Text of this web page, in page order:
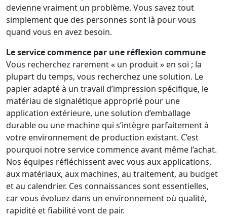
devienne vraiment un problème. Vous savez tout
simplement que des personnes sont là pour vous
quand vous en avez besoin.
Le service commence par une réflexion commune
Vous recherchez rarement « un produit » en soi ; la
plupart du temps, vous recherchez une solution. Le
papier adapté à un travail d’impression spécifique, le
matériau de signalétique approprié pour une
application extérieure, une solution d’emballage
durable ou une machine qui s’intègre parfaitement à
votre environnement de production existant. C’est
pourquoi notre service commence avant même l’achat.
Nos équipes réfléchissent avec vous aux applications,
aux matériaux, aux machines, au traitement, au budget
et au calendrier. Ces connaissances sont essentielles,
car vous évoluez dans un environnement où qualité,
rapidité et fiabilité vont de pair.